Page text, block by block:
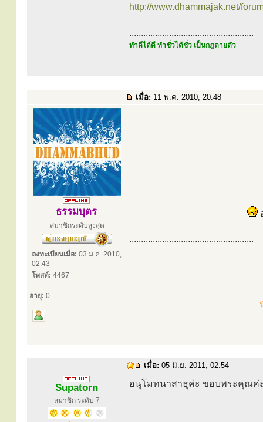
http://www.dhammajak.net/
.....................................................
ทำดีได้ดี ทำชั่วได้ชั่ว เป็นกฎตายตัว
เมื่อ: 11 พ.ค. 2010, 20:48
ธรรมบุตร
สมาชิกระดับสูงสุด
ลงทะเบียนเมื่อ: 03 ม.ค. 2010,
02:43
โพสต์: 4467
อายุ: 0
.....................................................
เมื่อ: 05 มิ.ย. 2011, 02:54
Supatorn
สมาชิก ระดับ 7
อนุโมทนาสาธุค่ะ ขอบพระคุณค่